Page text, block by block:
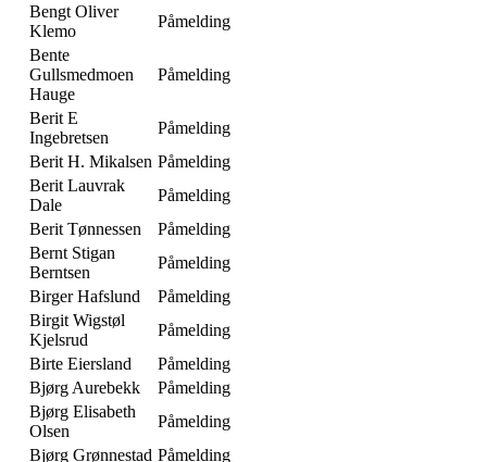
Bengt Oliver
Klemo
Påmelding
Bente
Gullsmedmoen
Hauge
Påmelding
Berit E
Ingebretsen
Påmelding
Berit H. Mikalsen Påmelding
Berit Lauvrak
Dale
Påmelding
Berit Tønnessen
Påmelding
Bernt Stigan
Berntsen
Påmelding
Birger Hafslund
Påmelding
Birgit Wigstøl
Kjelsrud
Påmelding
Birte Eiersland
Påmelding
Bjørg Aurebekk
Påmelding
Bjørg Elisabeth
Olsen
Påmelding
Bjørg Grønnestad Påmelding